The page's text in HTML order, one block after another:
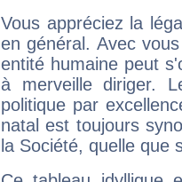
Vous appréciez la
en général. Avec
entité humaine peut
à merveille diriger.
politique par
natal est toujours
la Société, quelle que